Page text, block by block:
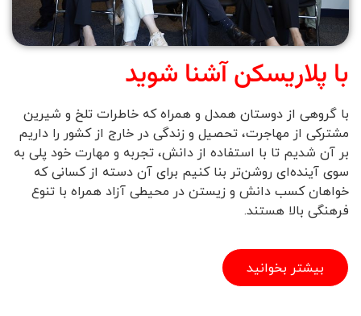
با پلاریسکن آشنا شوید
با گروهی از دوستان همدل و همراه که خاطرات تلخ و شیرین
مشترکی از مهاجرت، تحصیل و زندگی در خارج از کشور را داریم
بر آن شدیم تا با استفاده از دانش، تجربه و مهارت خود پلی به
سوی آینده‌ای روشن‌تر بنا کنیم برای آن دسته از کسانی که
خواهان کسب دانش و زیستن در محیطی آزاد همراه با تنوع
فرهنگی بالا هستند.
بیشتر بخوانید